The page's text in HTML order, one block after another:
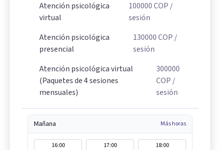
Atención psicológica
virtual
100000COP /
sesión
Atención psicológica
presencial
130000COP /
sesión
Atención psicológica virtual
(Paquetes de 4 sesiones
mensuales)
300000
COP /
sesión
Mañana Más horas
16:00 17:00
18:00